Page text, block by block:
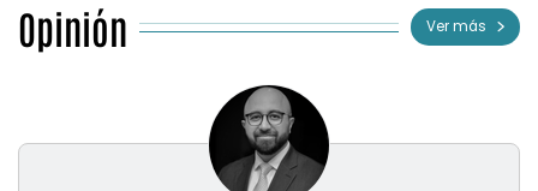
Opinión Ver más